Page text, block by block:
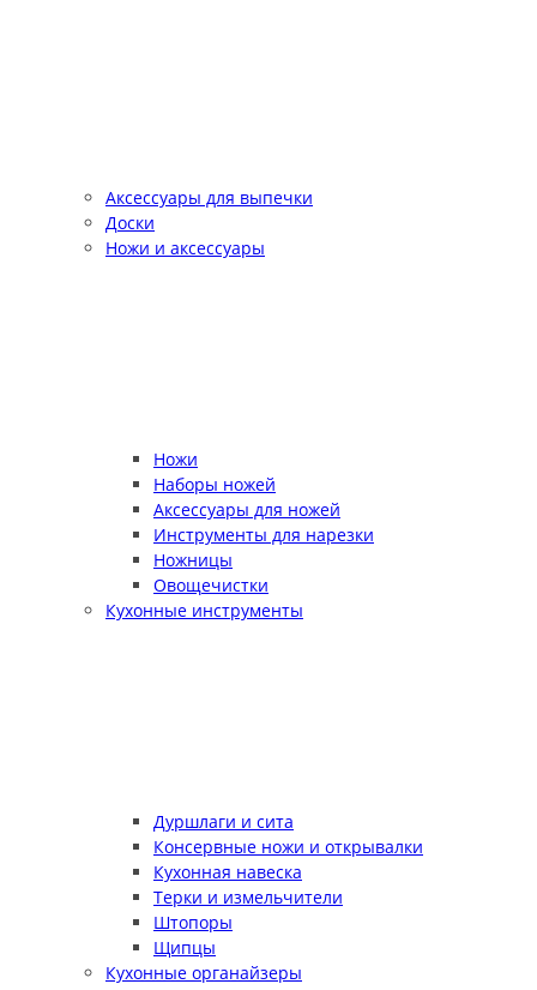
Аксессуары для выпечки
Доски
Ножи и аксессуары
Ножи
Наборы ножей
Аксессуары для ножей
Инструменты для нарезки
Ножницы
Овощечистки
Кухонные инструменты
Дуршлаги и сита
Консервные ножи и открывалки
Кухонная навеска
Терки и измельчители
Штопоры
Щипцы
Кухонные органайзеры